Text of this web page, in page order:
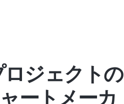
ジェクトの
ートメーカ